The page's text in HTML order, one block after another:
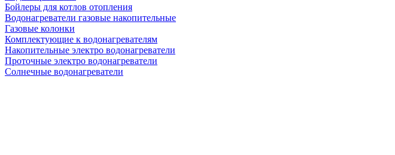
Бойлеры для котлов отопления
Водонагреватели газовые накопительные
Газовые колонки
Комплектующие к водонагревателям
Накопительные электро водонагреватели
Проточные электро водонагреватели
Солнечные водонагреватели